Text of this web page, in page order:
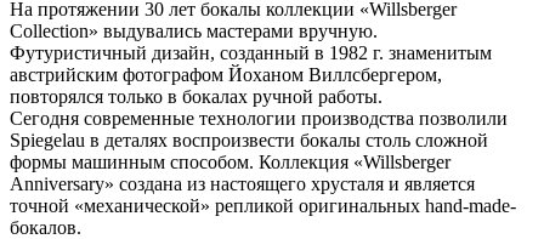
На протяжении 30 лет бокалы коллекции «Willsberger
Collection» выдувались мастерами вручную.
Футуристичный дизайн, созданный в 1982 г. знаменитым
австрийским фотографом Йоханом Виллсбергером,
повторялся только в бокалах ручной работы.
Сегодня современные технологии производства позволили
Spiegelau в деталях воспроизвести бокалы столь сложной
формы машинным способом. Коллекция «Willsberger
Anniversary» создана из настоящего хрусталя и является
точной «механической» репликой оригинальных hand-made-
бокалов.